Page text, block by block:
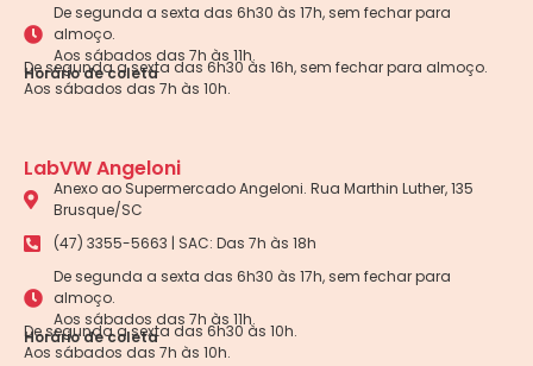
De segunda a sexta das 6h30 às 17h, sem fechar para
almoço.
Aos sábados das 7h às 11h.
Horário de coleta
De segunda a sexta das 6h30 às 16h, sem fechar para almoço.
Aos sábados das 7h às 10h.
LabVW Angeloni
Anexo ao Supermercado Angeloni. Rua Marthin Luther, 135
Brusque/SC
(47) 3355-5663 | SAC: Das 7h às 18h
De segunda a sexta das 6h30 às 17h, sem fechar para
almoço.
Aos sábados das 7h às 11h.
Horário de coleta
De segunda a sexta das 6h30 às 10h.
Aos sábados das 7h às 10h.